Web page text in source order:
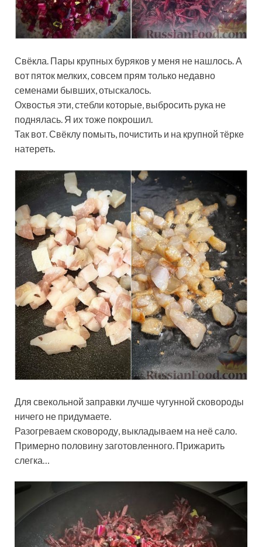
Свёкла. Пары крупных буряков у меня не нашлось. А
вот пяток мелких, совсем прям только недавно
семенами бывших, отыскалось.
Охвостья эти, стебли которые, выбросить рука не
поднялась. Я их тоже покрошил.
Так вот. Свёклу помыть, почистить и на крупной тёрке
натереть.
Для свекольной заправки лучше чугунной сковороды
ничего не придумаете.
Разогреваем сковороду, выкладываем на неё сало.
Примерно половину заготовленного. Прижарить
слегка…